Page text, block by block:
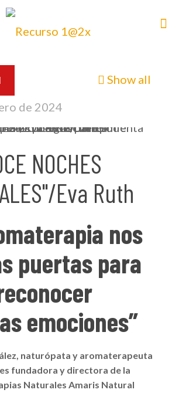
Show all
de 2024
NOCHES
Eva Ruth
nos
puertas para
emociones”
naturópata y aromaterapeuta
fundadora y directora de la
Naturales Amaris Natural